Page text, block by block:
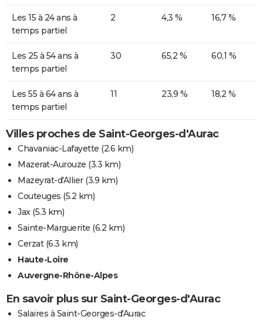
Les 15 à 24 ans à
temps partiel
2 4,3 % 16,7 %
Les 25 à 54 ans à
temps partiel
30 65,2 % 60,1 %
Les 55 à 64 ans à
temps partiel
11 23,9 % 18,2 %
Villes proches de Saint-Georges-d'Aurac
Chavaniac-Lafayette (2.6 km)
Mazerat-Aurouze (3.3 km)
Mazeyrat-d'Allier(3.9 km)
Couteuges (5.2 km)
Jax(5.3 km)
Sainte-Marguerite (6.2 km)
Cerzat(6.3 km)
Haute-Loire
Auvergne-Rhône-Alpes
En savoir plus sur Saint-Georges-d'Aurac
Salaires à Saint-Georges-d'Aurac